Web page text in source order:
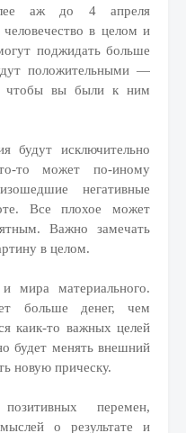
аж до 4 апреля
в целом и
поджидать больше
положительными —
чтобы вы были к ним
будут исключительно
то может по-иному
негативные
Все плохое может
Важно замечать
в целом.
мира материального.
больше денег, чем
каик-то важных целей
будет менять внешний
новую прическу.
перемен,
о результате и